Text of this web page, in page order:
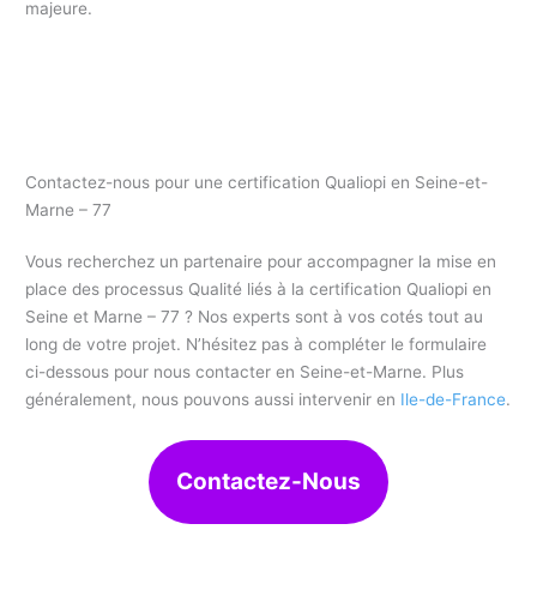
majeure.
Contactez-nous pour une certification Qualiopi en Seine-et-
Marne – 77
Vous recherchez un partenaire pour accompagner la mise en
place des processus Qualité liés à la certification Qualiopi en
Seine et Marne – 77 ? Nos experts sont à vos cotés tout au
long de votre projet. N’hésitez pas à compléter le formulaire
ci-dessous pour nous contacter en Seine-et-Marne. Plus
généralement, nous pouvons aussi intervenir en Ile-de-France.
Contactez-Nous